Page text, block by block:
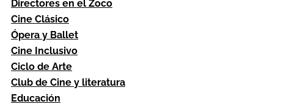
Directores en el Zoco
Cine Clásico
Ópera y Ballet
Cine Inclusivo
Ciclo de Arte
Club de Cine y literatura
Educación